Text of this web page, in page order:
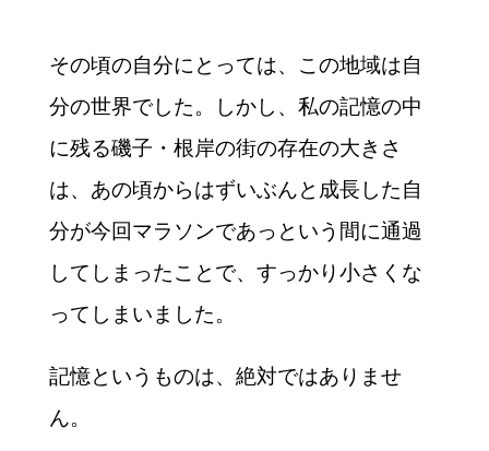
その頃の自分にとっては、この地域は自
分の世界でした。しかし、私の記憶の中
に残る磯子・根岸の街の存在の大きさ
は、あの頃からはずいぶんと成長した自
分が今回マラソンであっという間に通過
してしまったことで、すっかり小さくな
ってしまいました。
記憶というものは、絶対ではありませ
ん。